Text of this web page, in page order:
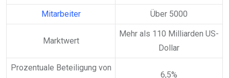
Mitarbeiter Über 5000
Marktwert
Mehr als 110 Milliarden US-
Dollar
Prozentuale Beteiligung von
6,5%